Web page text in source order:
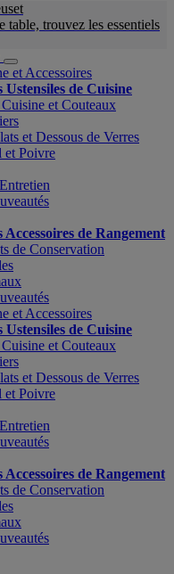
table, trouvez les essentiels
et Accessoires
Ustensiles de Cuisine
et Couteaux
et Dessous de Verres
et Poivre
Accessoires de Rangement
de Conservation
et Accessoires
Ustensiles de Cuisine
et Couteaux
et Dessous de Verres
et Poivre
Accessoires de Rangement
de Conservation